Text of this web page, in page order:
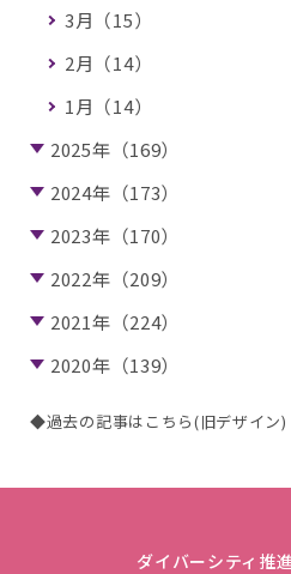
3月（15）
2月（14）
1月（14）
2025年（169）
2024年（173）
2023年（170）
2022年（209）
2021年（224）
2020年（139）
◆過去の記事はこちら(旧デザイン)
ダイバーシティ推